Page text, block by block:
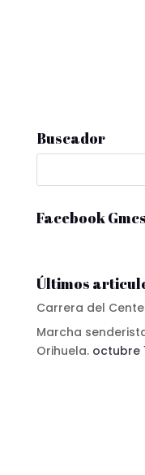
Buscador
Facebook
Últimos
Carrera del
Marcha
Orihuela. octubre